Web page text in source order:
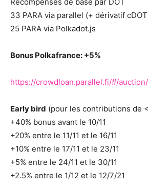
33 PARA via parallel (+ dérivatif
25 PARA via Polkadot.js
Bonus Polkafrance: +5%
https://crowdloan.parallel.fi/#/
Early bird (pour les contributions de
+40% bonus avant le 10/11
+20% entre le 11/11 et le 16/11
+10% entre le 17/11 et le 23/11
+5% entre le 24/11 et le 30/11
+2.5% entre le 1/12 et le 12/7/21